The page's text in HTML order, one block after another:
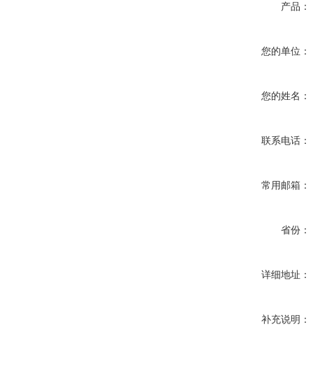
产品：
您的单位：
您的姓名：
联系电话：
常用邮箱：
省份：
详细地址：
补充说明：